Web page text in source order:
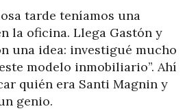
tarde teníamos una
la oficina. Llega Gastón y
una idea: investigué mucho
modelo inmobiliario”. Ahí
quién era Santi Magnin y
genio.